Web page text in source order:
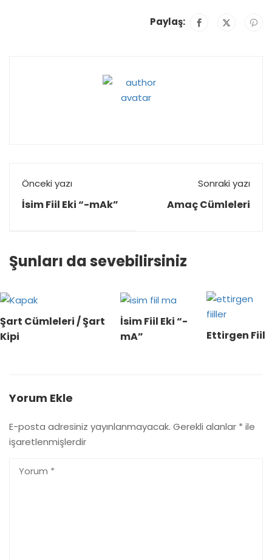
Paylaş:
Önceki yazı
İsim Fiil Eki “-mAk”
Sonraki yazı
Amaç Cümleleri
Şunları da sevebilirsiniz
Şart Cümleleri / Şart
Kipi
İsim Fiil Eki “-
mA”
Ettirgen Fiil
Yorum Ekle
E-posta adresiniz yayınlanmayacak. Gerekli alanlar * ile
işaretlenmişlerdir